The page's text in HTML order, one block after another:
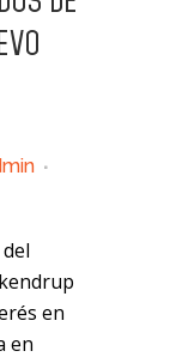
en
en